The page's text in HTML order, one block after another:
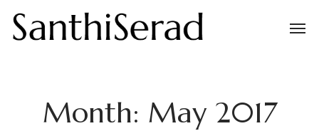
Month: May 2017